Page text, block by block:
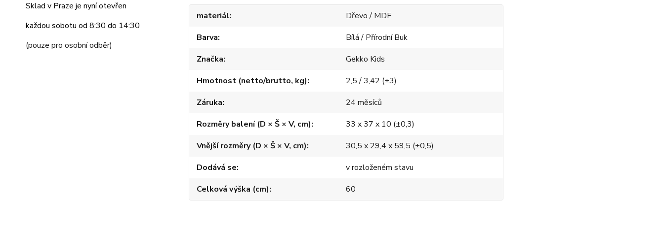
Sklad v Praze je nyní otevřen
každou sobotu od 8:30 do 14:30
(pouze pro osobní odběr)
materiál
Dřevo / MDF
Barva
Bílá / Přírodní Buk
Značka
Gekko Kids
Hmotnost (netto/brutto, kg)
2,5 / 3,42 (±3)
Záruka
24 měsíců
Rozměry balení (D × Š × V, cm)
33 x 37 x 10 (±0,3)
Vnější rozměry (D × Š × V, cm)
30,5 x 29,4 x 59,5 (±0,5)
Dodává se
v rozloženém stavu
Celková výška (cm)
60